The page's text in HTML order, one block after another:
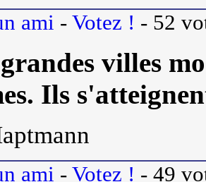
ami - Votez ! - 52
villes
Ils
ami - Votez ! - 49